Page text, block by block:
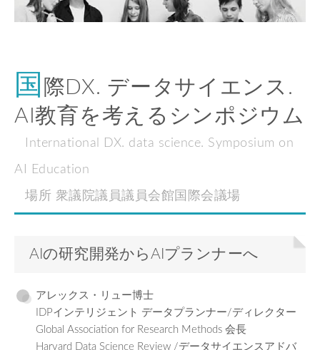
国 際DX. データサイエンス.
AI教育を考えるシンポジウム
International DX. data science. Symposium on
AI Education
場所 衆議院議員議員会館国際会議場
AIの研究開発からAIプランナーへ
アレックス・リュー博士
IDPインテリジェント データプランナー/ディレクター
Global Association for Research Methods 会長
Harvard Data Science Review /データサイエンスアドバ